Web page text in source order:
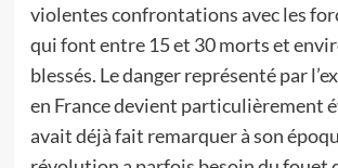
violentes confrontations avec les
qui font entre 15 et 30 morts et
blessés. Le danger représenté par
en France devient particulièrement
avait déjà fait remarquer à son